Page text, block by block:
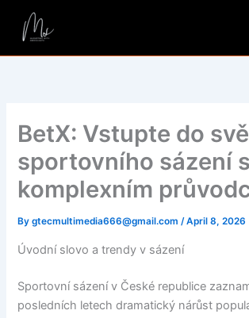
BetX: Vstupte do
sportovního sázení
komplexním
Bygtecmultimedia666@gmail.com/April 8, 2026
Úvodní slovo a trendy v sázení
Sportovní sázení v České republice
posledních letech dramatický nárůst